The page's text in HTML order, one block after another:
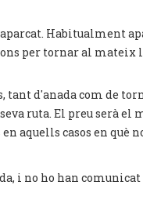
Habitualment
per tornar al
d'anada com de
ruta. El preu serà
aquells casos en què
i no ho han